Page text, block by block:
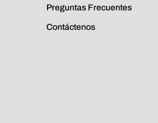
Preguntas Frecuentes
Contáctenos